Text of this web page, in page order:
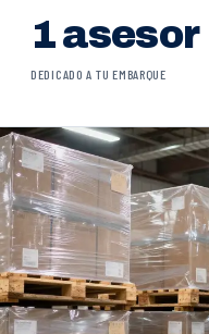
1 asesor
DEDICADO A TU EMBARQUE